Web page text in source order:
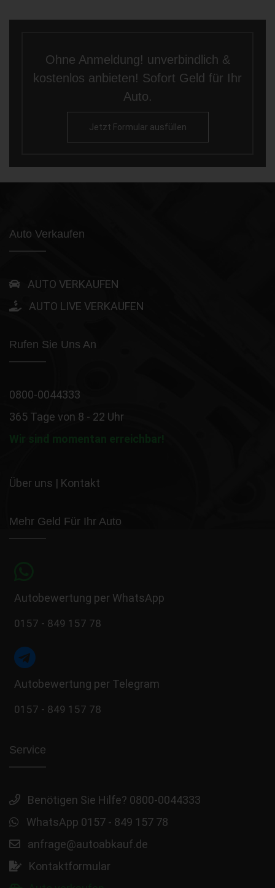
Ohne Anmeldung! unverbindlich &
kostenlos anbieten! Sofort Geld für Ihr
Auto.
Jetzt Formular ausfüllen
Auto Verkaufen
AUTO VERKAUFEN
AUTO LIVE VERKAUFEN
Rufen Sie Uns An
0800-0044333
365 Tage von 8 - 22 Uhr
Wir sind momentan erreichbar!
Über uns | Kontakt
Mehr Geld Für Ihr Auto
Autobewertung per WhatsApp
0157 - 849 157 78
Autobewertung per Telegram
0157 - 849 157 78
Service
Benötigen Sie Hilfe? 0800-0044333
WhatsApp 0157 - 849 157 78
anfrage@autoabkauf.de
Kontaktformular